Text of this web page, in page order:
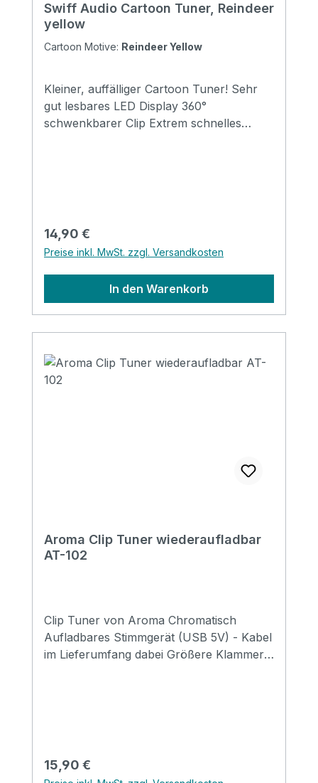
Swiff Audio Cartoon Tuner, Reindeer
yellow
Cartoon Motive: Reindeer Yellow
Kleiner, auffälliger Cartoon Tuner! Sehr
gut lesbares LED Display 360°
schwenkbarer Clip Extrem schnelles
Regulärer Preis:
14,90 €
Preise inkl. MwSt. zzgl. Versandkosten
In den Warenkorb
Aroma Clip Tuner wiederaufladbar
AT-102
Clip Tuner von Aroma Chromatisch
Aufladbares Stimmgerät (USB 5V) - Kabel
im Lieferumfang dabei Größere Klammer
Regulärer Preis:
15,90 €